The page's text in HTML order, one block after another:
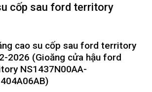
cốp sau ford territory
cao su cốp sau ford territory
2026 (Gioăng cửa hậu ford
NS1437N00AA-